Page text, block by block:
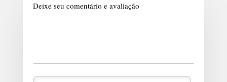
Deixe seu comentário e avaliação